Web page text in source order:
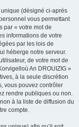
(désigné ci-après
vous permettant
par « votre mot de
informations de votre
par les lois de
héberge notre serveur.
de votre mot de
An DROUIZIG »
à la seule discrétion
vous pouvez contrôler
rendre publiques ou non.
à la liste de diffusion du
compte.